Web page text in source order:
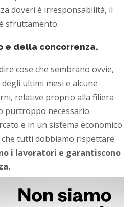
doveri è irresponsabilità, il
sfruttamento.
e della concorrenza.
cose che sembrano ovvie,
ultimi mesi e alcune
relative proprio alla filiera
purtroppo necessario.
e in un sistema economico
tutti dobbiamo rispettare.
i lavoratori e garantiscono